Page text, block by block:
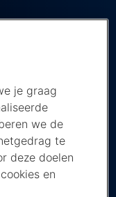
2027
potentiële
Liverpool,
ook
Aston Villa
uit de
je graag
we de
te
deze doelen
en